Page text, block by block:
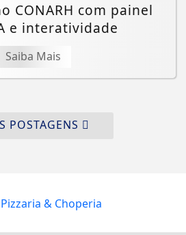
CONARH com painel
e interatividade
Saiba Mais
POSTAGENS